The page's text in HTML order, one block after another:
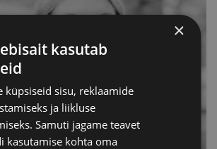
×
kasutab
küpsiseid sisu, reklaamide
ja liikluse
Samuti jagame teavet
kasutamise kohta oma